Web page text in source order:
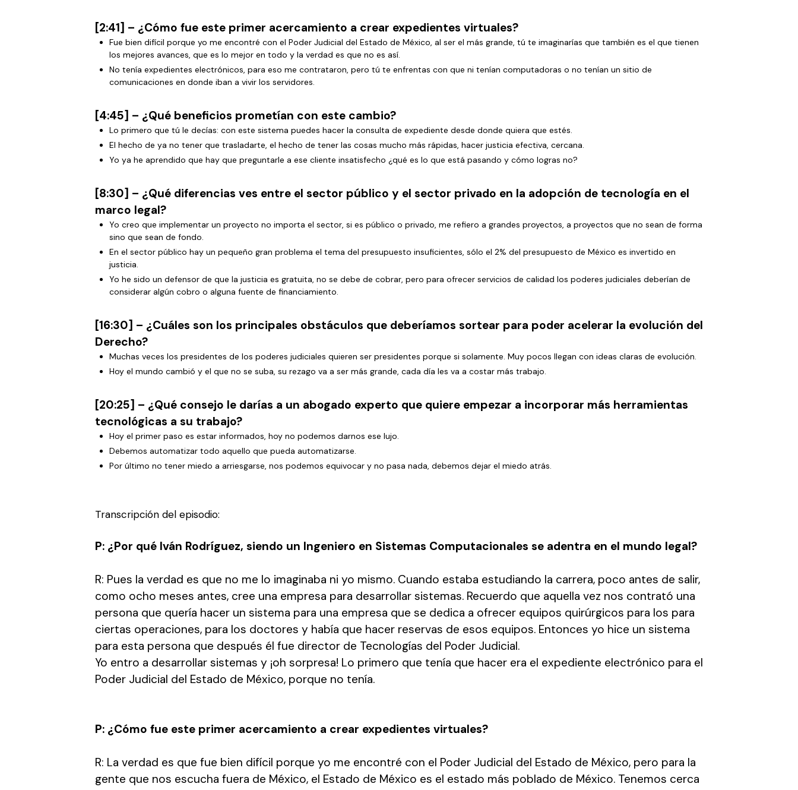
[2:41] – ¿Cómo fue este primer acercamiento a crear expedientes virtuales?
Fue bien difícil porque yo me encontré con el Poder Judicial del Estado de México, al ser el más grande, tú te imaginarías que también es el que tienen
los mejores avances, que es lo mejor en todo y la verdad es que no es así.
No tenía expedientes electrónicos, para eso me contrataron, pero tú te enfrentas con que ni tenían computadoras o no tenían un sitio de
comunicaciones en donde iban a vivir los servidores.
[4:45] – ¿Qué beneficios prometían con este cambio?
Lo primero que tú le decías: con este sistema puedes hacer la consulta de expediente desde donde quiera que estés.
El hecho de ya no tener que trasladarte, el hecho de tener las cosas mucho más rápidas, hacer justicia efectiva, cercana.
Yo ya he aprendido que hay que preguntarle a ese cliente insatisfecho ¿qué es lo que está pasando y cómo logras no?
[8:30] – ¿Qué diferencias ves entre el sector público y el sector privado en la adopción de tecnología en el
marco legal?
Yo creo que implementar un proyecto no importa el sector, si es público o privado, me refiero a grandes proyectos, a proyectos que no sean de forma
sino que sean de fondo.
En el sector público hay un pequeño gran problema el tema del presupuesto insuficientes, sólo el 2% del presupuesto de México es invertido en
justicia.
Yo he sido un defensor de que la justicia es gratuita, no se debe de cobrar, pero para ofrecer servicios de calidad los poderes judiciales deberían de
considerar algún cobro o alguna fuente de financiamiento.
[16:30] – ¿Cuáles son los principales obstáculos que deberíamos sortear para poder acelerar la evolución del
Derecho?
Muchas veces los presidentes de los poderes judiciales quieren ser presidentes porque si solamente. Muy pocos llegan con ideas claras de evolución.
Hoy el mundo cambió y el que no se suba, su rezago va a ser más grande, cada día les va a costar más trabajo.
[20:25] – ¿Qué consejo le darías a un abogado experto que quiere empezar a incorporar más herramientas
tecnológicas a su trabajo?
Hoy el primer paso es estar informados, hoy no podemos darnos ese lujo.
Debemos automatizar todo aquello que pueda automatizarse.
Por último no tener miedo a arriesgarse, nos podemos equivocar y no pasa nada, debemos dejar el miedo atrás.
Transcripción del episodio:
P: ¿Por qué Iván Rodríguez, siendo un Ingeniero en Sistemas Computacionales se adentra en el mundo legal?
R: Pues la verdad es que no me lo imaginaba ni yo mismo. Cuando estaba estudiando la carrera, poco antes de salir,
como ocho meses antes, cree una empresa para desarrollar sistemas. Recuerdo que aquella vez nos contrató una
persona que quería hacer un sistema para una empresa que se dedica a ofrecer equipos quirúrgicos para los para
ciertas operaciones, para los doctores y había que hacer reservas de esos equipos. Entonces yo hice un sistema
para esta persona que después él fue director de Tecnologías del Poder Judicial.
Yo entro a desarrollar sistemas y ¡oh sorpresa! Lo primero que tenía que hacer era el expediente electrónico para el
Poder Judicial del Estado de México, porque no tenía.
P: ¿Cómo fue este primer acercamiento a crear expedientes virtuales?
R: La verdad es que fue bien difícil porque yo me encontré con el Poder Judicial del Estado de México, pero para la
gente que nos escucha fuera de México, el Estado de México es el estado más poblado de México. Tenemos cerca